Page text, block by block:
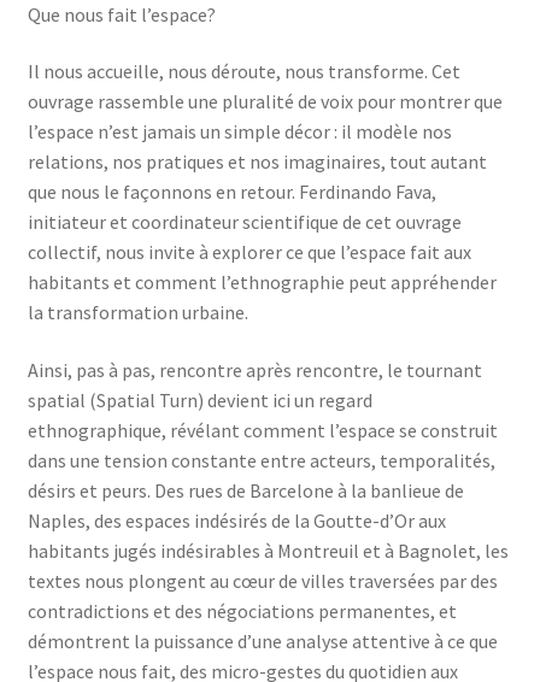
Que nous fait l’espace?
Il nous accueille, nous déroute, nous transforme. Cet
ouvrage rassemble une pluralité de voix pour montrer que
l’espace n’est jamais un simple décor : il modèle nos
relations, nos pratiques et nos imaginaires, tout autant
que nous le façonnons en retour. Ferdinando Fava,
initiateur et coordinateur scientifique de cet ouvrage
collectif, nous invite à explorer ce que l’espace fait aux
habitants et comment l’ethnographie peut appréhender
la transformation urbaine.
Ainsi, pas à pas, rencontre après rencontre, le tournant
spatial (Spatial Turn) devient ici un regard
ethnographique, révélant comment l’espace se construit
dans une tension constante entre acteurs, temporalités,
désirs et peurs. Des rues de Barcelone à la banlieue de
Naples, des espaces indésirés de la Goutte-d’Or aux
habitants jugés indésirables à Montreuil et à Bagnolet, les
textes nous plongent au cœur de villes traversées par des
contradictions et des négociations permanentes, et
démontrent la puissance d’une analyse attentive à ce que
l’espace nous fait, des micro-gestes du quotidien aux